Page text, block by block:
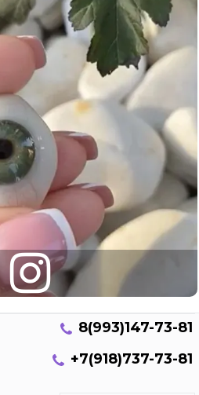
8(993)147-73-81
+7(918)737-73-81